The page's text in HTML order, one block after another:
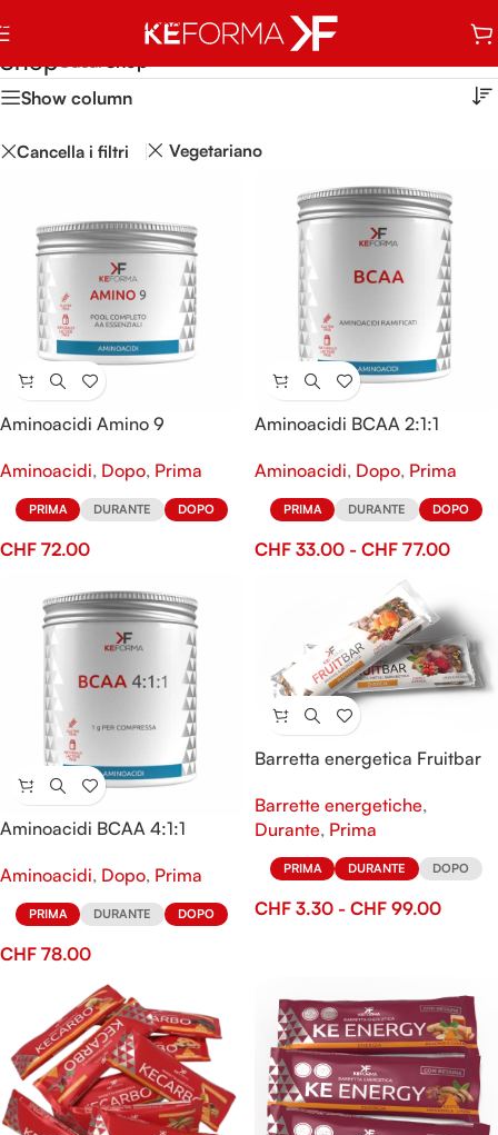
Passa alla navigazione
Shop
Show column
Cancella i filtri Vegetariano
Aminoacidi Amino 9
Aminoacidi, Dopo, Prima
PRIMA DURANTE DOPO
CHF 72.00
Aminoacidi BCAA 2:1:1
Aminoacidi, Dopo, Prima
PRIMA DURANTE DOPO
CHF 33.00 - CHF 77.00
Aminoacidi BCAA 4:1:1
Aminoacidi, Dopo, Prima
PRIMA DURANTE DOPO
CHF 78.00
Barretta energetica Fruitbar
Barrette energetiche,
Durante, Prima
PRIMA DURANTE DOPO
CHF 3.30 - CHF 99.00